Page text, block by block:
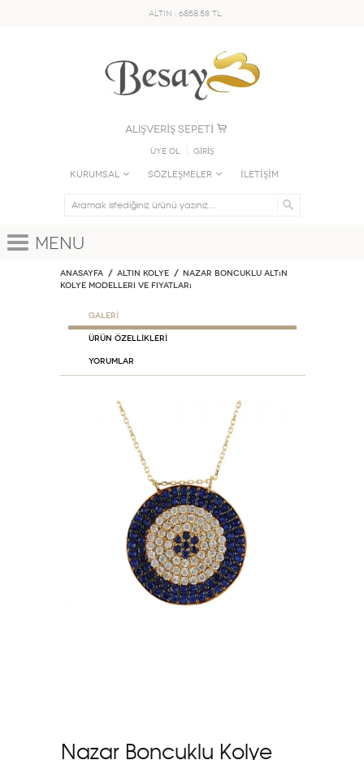
ALTIN : 6858.58 TL
ALIŞVERİŞ SEPETİ
Üye Ol GİRİŞ
KURUMSAL SÖZLEŞMELER İLETİŞİM
Menu
Anasayfa ALTIN KOLYE
Nazar Boncuklu Altın
Kolye Modelleri ve Fiyatları
GALERİ
ÜRÜN ÖZELLİKLERİ
Yorumlar
Nazar Boncuklu Kolye